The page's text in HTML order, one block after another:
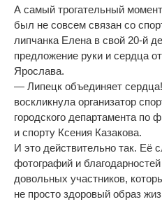
А самый трогательный
был не совсем связан со
липчанка Елена в свой 20-й
предложение руки и сердца от
Ярослава.
— Липецк объединяет сердца!
воскликнула организатор
городского департамента по
и спорту Ксения Казакова.
И это действительно так. Её
фотографий и
довольных участников,
не просто здоровый образ